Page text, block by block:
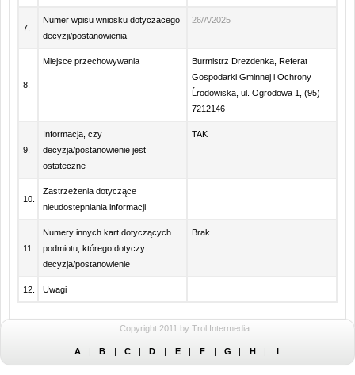
7.
Numer wpisu wniosku dotyczacego
decyzji/postanowienia
26/A/2025
8.
Miejsce przechowywania
Burmistrz Drezdenka, Referat
Gospodarki Gminnej i Ochrony
Ĺrodowiska, ul. Ogrodowa 1, (95)
7212146
9.
Informacja, czy
decyzja/postanowienie jest
ostateczne
TAK
10.
Zastrzeżenia dotyczące
nieudostepniania informacji
11.
Numery innych kart dotyczących
podmiotu, którego dotyczy
decyzja/postanowienie
Brak
12. Uwagi
Copyright 2011 by Trol Intermedia.
A | B | C | D | E | F | G | H | I